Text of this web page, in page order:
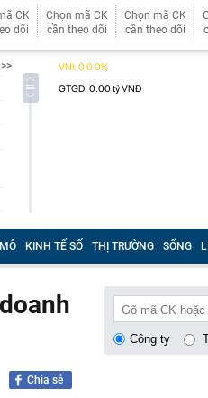
CK
dõi
Chọn mã CK
cần theo dõi
Chọn mã CK
cần theo dõi
KINH TẾ SỐ THỊ TRƯỜNG SỐNG
Chia sẻ
Công ty